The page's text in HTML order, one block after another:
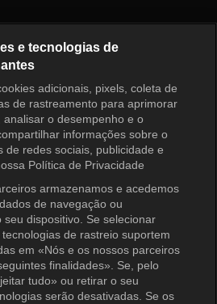
Entrar
e tecnologias de
adicionais, pixels, coleta de
de rastreamento para aprimorar
o desempenho e o
informações sobre o
de redes sociais, publicidade e
Política de Privacidade
armazenamos e acedemos
de navegação ou
dispositivo. Se selecionar
de rastreio suportem
em «Nós e os nossos parceiros
finalidades». Se, pelo
tudo» ou retirar o seu
serão desativadas. Se os